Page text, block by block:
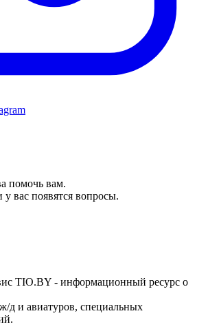
помочь вам.
вас появятся вопросы.
TIO.BY - информационный ресурс о
д и авиатуров, специальных